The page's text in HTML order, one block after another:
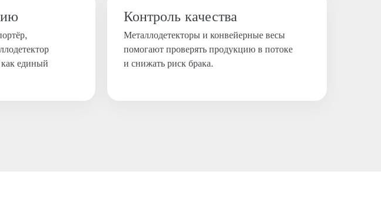
как единый
Контроль качества
Металлодетекторы и конвейерные весы
помогают проверять продукцию в потоке
и снижать риск брака.